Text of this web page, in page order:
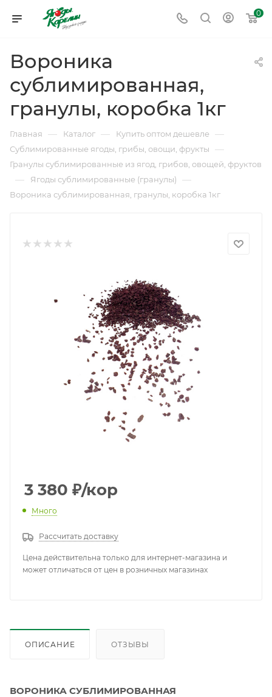
0
Вороника
сублимированная,
гранулы, коробка 1кг
Главная — Каталог — Купить оптом дешевле —
Сублимированные ягоды, грибы, овощи, фрукты —
Гранулы сублимированные из ягод, грибов, овощей, фруктов
— Ягоды сублимированные (гранулы) —
Вороника сублимированная, гранулы, коробка 1кг
3 380 ₽/кор
Много
Рассчитать доставку
Цена действительна только для интернет-магазина и
может отличаться от цен в розничных магазинах
ОПИСАНИЕ ОТЗЫВЫ
ВОРОНИКА СУБЛИМИРОВАННАЯ